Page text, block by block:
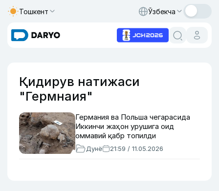
Тошкент Ўзбекча
Қидирув натижаси
"Гермнаия"
Германия ва Польша чегарасида
Иккинчи жаҳон урушига оид
оммавий қабр топилди
Дунё 21:59 / 11.05.2026